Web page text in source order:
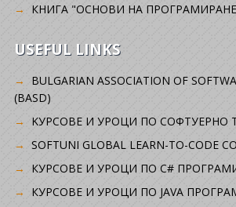
КНИГА "ОСНОВИ НА
USEFUL LINKS
BULGARIAN ASSOCIATION OF
(BASD)
KУРСОВЕ И УРОЦИ ПО СОФТУЕРНО
SOFTUNI GLOBAL LEARN-TO-CODE
КУРСОВЕ И УРОЦИ ПО C#
КУРСОВЕ И УРОЦИ ПО JAVA